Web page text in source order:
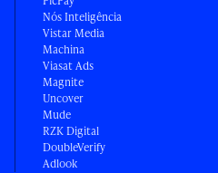
Nós Inteligência
Vistar Media
Machina
Viasat Ads
Magnite
Uncover
Mude
RZK Digital
DoubleVerify
Adlook